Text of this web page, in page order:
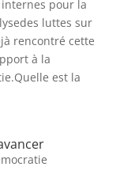
pour la
luttes sur
rencontré cette
à la
est la